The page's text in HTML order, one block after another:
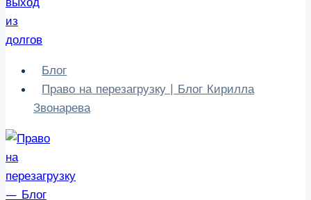
Блог
Право на перезагрузку | Блог Кирилла
Звонарева